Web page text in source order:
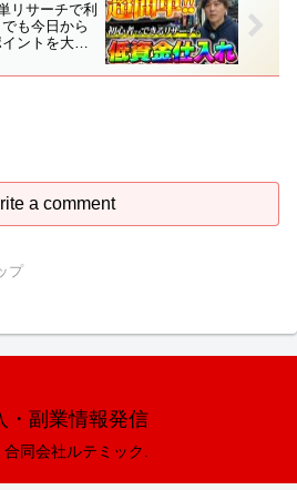
リサーチで利
も今日から
ントを大公
a comment
プ
・副業情報発信
同会社ルテミック.